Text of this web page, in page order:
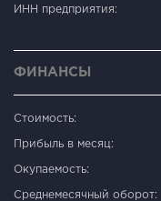
ИНН предприятия:
ФИНАНСЫ
Стоимость:
Прибыль в месяц:
Окупаемость:
Среднемесячный оборот: